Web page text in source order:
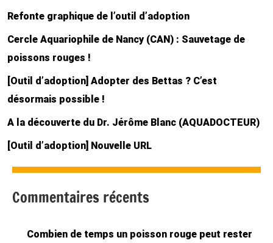
Refonte graphique de l’outil d’adoption
Cercle Aquariophile de Nancy (CAN) : Sauvetage de
poissons rouges !
[Outil d’adoption] Adopter des Bettas ? C’est
désormais possible !
A la découverte du Dr. Jérôme Blanc (AQUADOCTEUR)
[Outil d’adoption] Nouvelle URL
Commentaires récents
Combien de temps un poisson rouge peut rester